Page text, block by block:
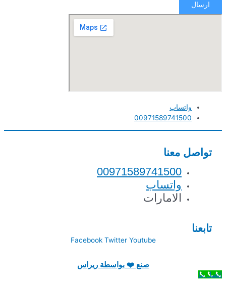
ارسال
واتساب
00971589741500
تواصل معنا
00971589741500
واتساب
الامارات
تابعنا
Facebook Twitter Youtube
صنع ❤️ بواسطة ريراس
اتصل بنا